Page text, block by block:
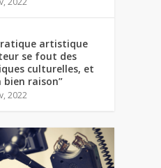
artistique
se fout des
culturelles, et
bien raison”
2022